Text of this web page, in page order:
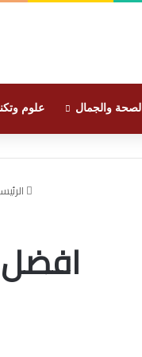
الصحة والجمال علوم